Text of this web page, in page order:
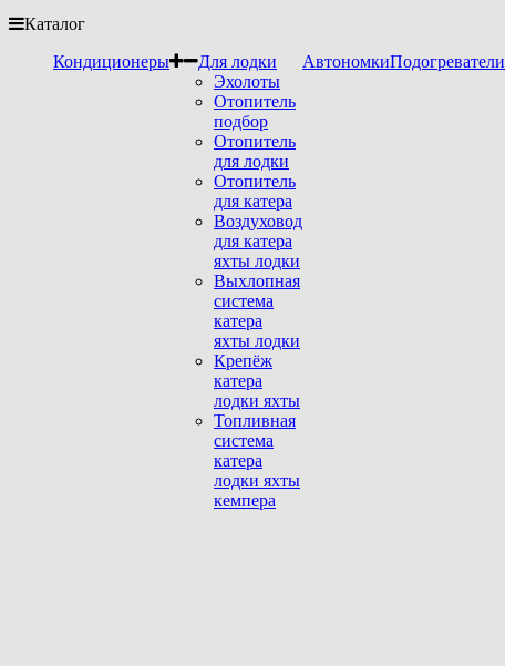
Каталог
Кондиционеры
Для лодки
Эхолоты
Отопитель
подбор
Отопитель
для лодки
Отопитель
для катера
Воздуховод
для катера
яхты лодки
Выхлопная
система
катера
яхты лодки
Крепёж
катера
лодки яхты
Топливная
система
катера
лодки яхты
кемпера
АвтономкиПодогреватели